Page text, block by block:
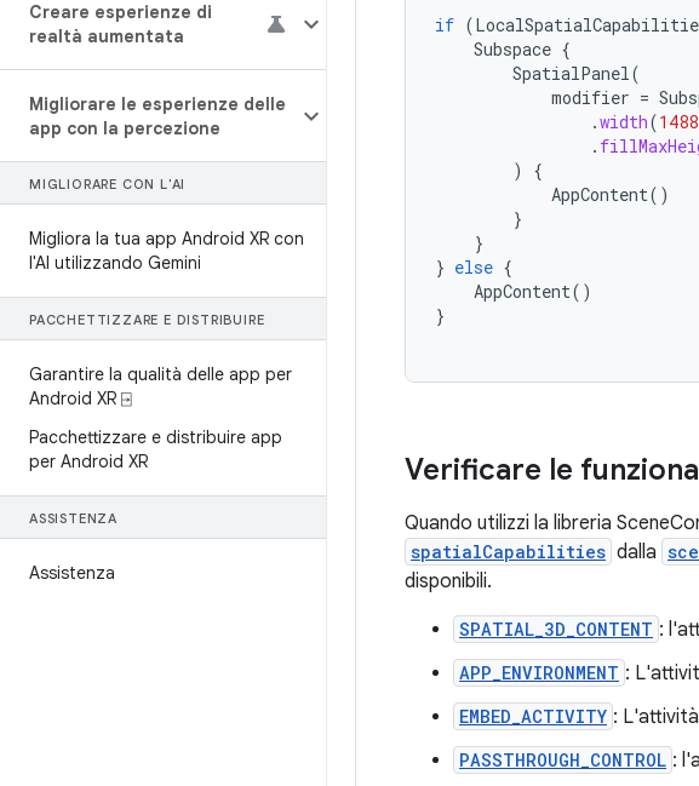
Creare esperienze di
realtà aumentata
Migliorare le esperienze delle
app con la percezione
MIGLIORARE CON L'AI
Migliora la tua app Android XR con
l'AI utilizzando Gemini
PACCHETTIZZARE E DISTRIBUIRE
Garantire la qualità delle app per
Android XR ⍈
Pacchettizzare e distribuire app
per Android XR
ASSISTENZA
Assistenza
if (
Subspace {
SpatialPanel(
modifier =
.width(
.
)
{
AppContent()
}
}
} else {
AppContent()
}
Verificare le
Quando utilizzi la libreria
spatialCapabilities dalla
disponibili.
SPATIAL_3D_CONTENT :
APP_ENVIRONMENT :
EMBED_ACTIVITY :
PASSTHROUGH_CONTROL :